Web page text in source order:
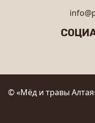
© «Мёд и травы